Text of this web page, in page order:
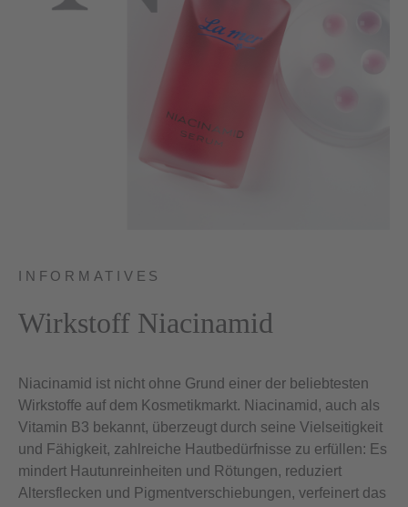
INFORMATIVES
Wirkstoff Niacinamid
Niacinamid ist nicht ohne Grund einer der beliebtesten
Wirkstoffe auf dem Kosmetikmarkt. Niacinamid, auch als
Vitamin B3 bekannt, überzeugt durch seine Vielseitigkeit
und Fähigkeit, zahlreiche Hautbedürfnisse zu erfüllen: Es
mindert Hautunreinheiten und Rötungen, reduziert
Altersflecken und Pigmentverschiebungen, verfeinert das